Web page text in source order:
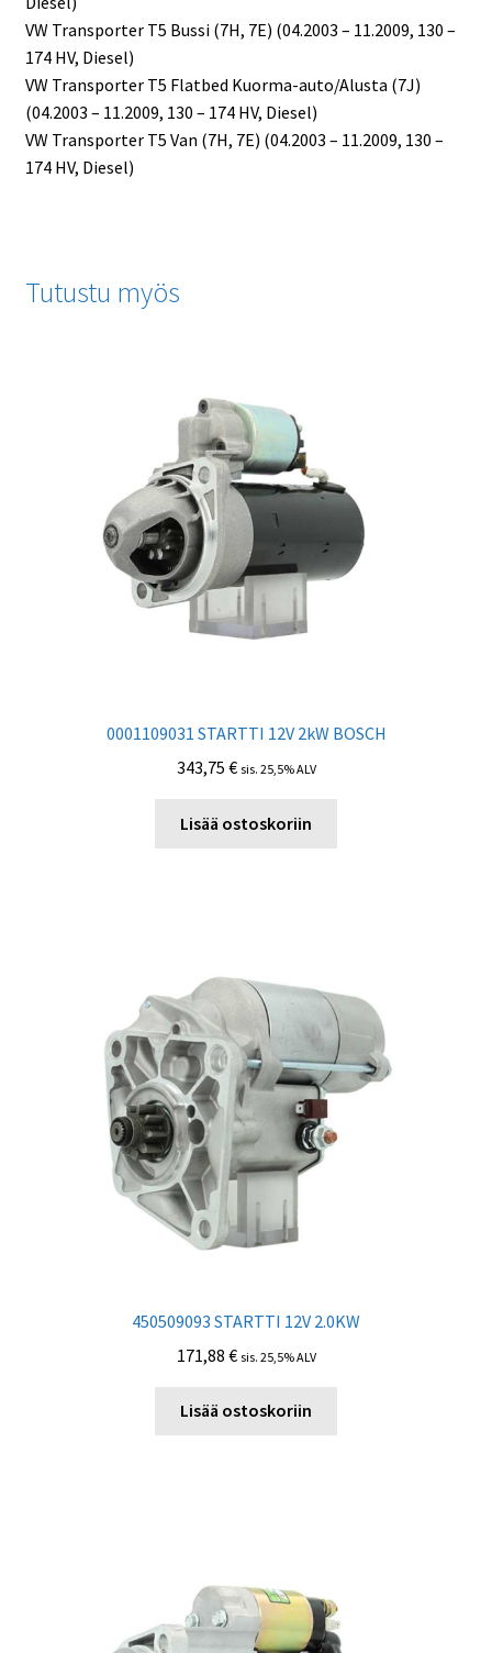
VW Transporter T5 Bussi (7H, 7E) (04.2003 – 11.2009, 130 –
174 HV, Diesel)
VW Transporter T5 Flatbed Kuorma-auto/Alusta (7J)
(04.2003 – 11.2009, 130 – 174 HV, Diesel)
VW Transporter T5 Van (7H, 7E) (04.2003 – 11.2009, 130 –
174 HV, Diesel)
Tutustu myös
0001109031 STARTTI 12V 2kW BOSCH
343,75 € sis. 25,5% ALV
Lisää ostoskoriin
450509093 STARTTI 12V 2.0KW
171,88 € sis. 25,5% ALV
Lisää ostoskoriin